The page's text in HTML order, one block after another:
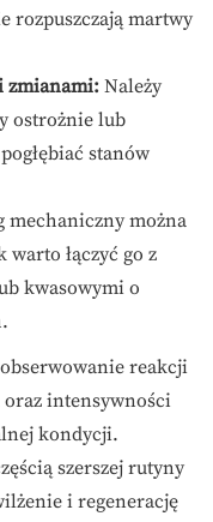
rozpuszczają martwy
zmianami: Należy
ostrożnie lub
stanów
mechaniczny można
łączyć go z
kwasowymi o
reakcji
intensywności
kondycji.
szerszej rutyny
i regenerację